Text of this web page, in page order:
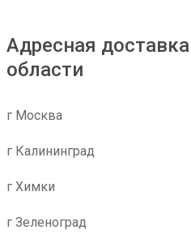
Адресная
области
г Москва
г Калининград
г Химки
г Зеленоград